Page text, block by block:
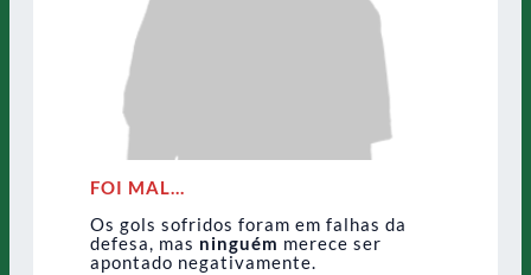
FOI MAL…
Os gols sofridos foram em falhas da
defesa, mas ninguém merece ser
apontado negativamente.